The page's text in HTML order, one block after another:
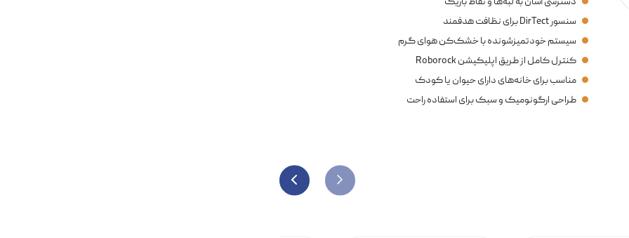
سنسور DirTect برای نظافت هدفمند
سیستم خودتمیزشونده با خشک‌کن هوای گرم
کنترل کامل از طریق اپلیکیشن Roborock
مناسب برای خانه‌های دارای حیوان یا کودک
طراحی ارگونومیک و سبک برای استفاده راحت